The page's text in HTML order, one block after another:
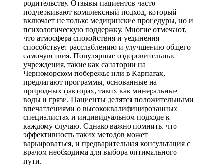
родительству. Отзывы пациентов часто
подчеркивают комплексный подход, который
включает не только медицинские процедуры, но и
психологическую поддержку. Многие отмечают,
что атмосфера спокойствия и уединения
способствует расслаблению и улучшению общего
самочувствия. Популярные оздоровительные
учреждения, такие как санатории на
Черноморском побережье или в Карпатах,
предлагают программы, основанные на
природных факторах, таких как минеральные
воды и грязи. Пациенты делятся положительными
впечатлениями о высококвалифицированных
специалистах и индивидуальном подходе к
каждому случаю. Однако важно помнить, что
эффективность таких методов может
варьироваться, и предварительная консультация с
врачом необходима для выбора оптимального
пути.